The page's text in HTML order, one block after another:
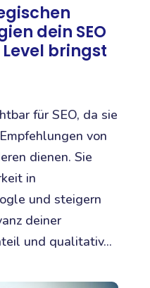
dein SEO
bringst
für SEO, da sie
von
dienen. Sie
in
und steigern
deiner
und qualitativ...